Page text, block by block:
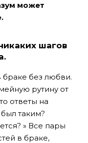
может
шагов
браке без любви.
рутину от
ответы на
таким?
» Все пары
в браке,